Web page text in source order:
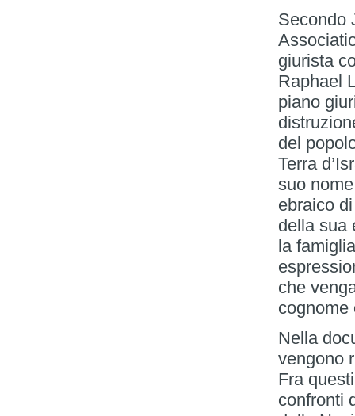
Secondo
giurista
Raphael
piano
del
Terra
suo
ebraico
della sua
la
che
cognome
Nella
vengono
Fra
confronti